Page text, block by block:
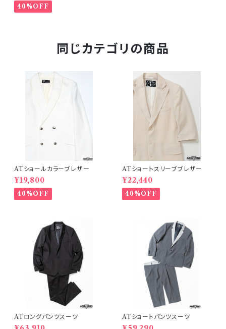
40%OFF
同じカテゴリの商品
ATショールカラーブレザー
¥19,800
40%OFF
ATショートスリーブブレザー
¥22,440
40%OFF
ATロングパンツスーツ ATショートパンツスーツ